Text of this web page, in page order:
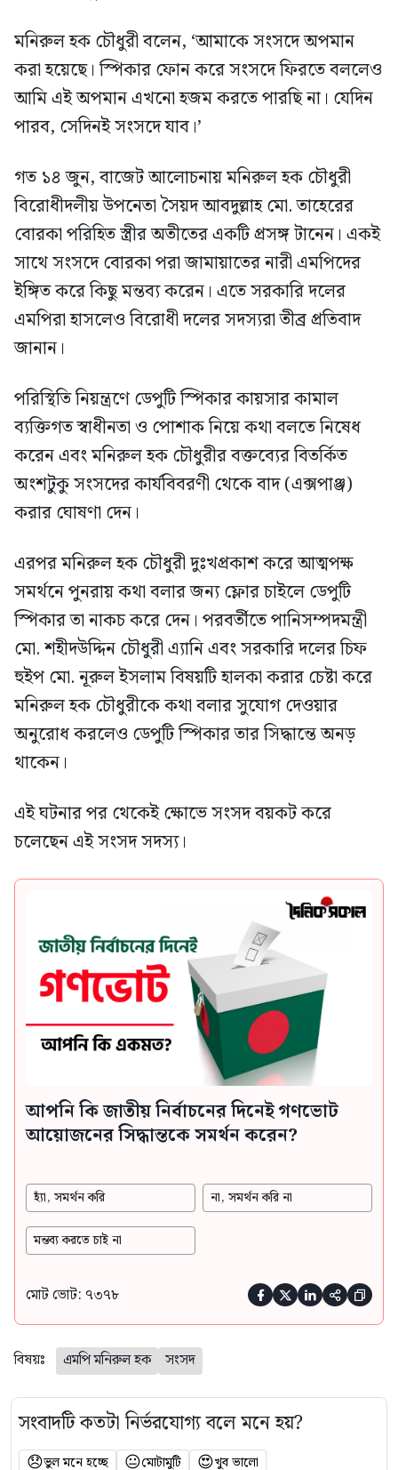
মনিরুল হক চৌধুরী বলেন, ‘আমাকে সংসদে অপমান
করা হয়েছে। স্পিকার ফোন করে সংসদে ফিরতে বললেও
আমি এই অপমান এখনো হজম করতে পারছি না। যেদিন
পারব, সেদিনই সংসদে যাব।’
গত ১৪ জুন, বাজেট আলোচনায় মনিরুল হক চৌধুরী
বিরোধীদলীয় উপনেতা সৈয়দ আবদুল্লাহ মো. তাহেরের
বোরকা পরিহিত স্ত্রীর অতীতের একটি প্রসঙ্গ টানেন। একই
সাথে সংসদে বোরকা পরা জামায়াতের নারী এমপিদের
ইঙ্গিত করে কিছু মন্তব্য করেন। এতে সরকারি দলের
এমপিরা হাসলেও বিরোধী দলের সদস্যরা তীব্র প্রতিবাদ
জানান।
পরিস্থিতি নিয়ন্ত্রণে ডেপুটি স্পিকার কায়সার কামাল
ব্যক্তিগত স্বাধীনতা ও পোশাক নিয়ে কথা বলতে নিষেধ
করেন এবং মনিরুল হক চৌধুরীর বক্তব্যের বিতর্কিত
অংশটুকু সংসদের কার্যবিবরণী থেকে বাদ (এক্সপাঞ্জ)
করার ঘোষণা দেন।
এরপর মনিরুল হক চৌধুরী দুঃখপ্রকাশ করে আত্মপক্ষ
সমর্থনে পুনরায় কথা বলার জন্য ফ্লোর চাইলে ডেপুটি
স্পিকার তা নাকচ করে দেন। পরবর্তীতে পানিসম্পদমন্ত্রী
মো. শহীদউদ্দিন চৌধুরী এ্যানি এবং সরকারি দলের চিফ
হুইপ মো. নূরুল ইসলাম বিষয়টি হালকা করার চেষ্টা করে
মনিরুল হক চৌধুরীকে কথা বলার সুযোগ দেওয়ার
অনুরোধ করলেও ডেপুটি স্পিকার তার সিদ্ধান্তে অনড়
থাকেন।
এই ঘটনার পর থেকেই ক্ষোভে সংসদ বয়কট করে
চলেছেন এই সংসদ সদস্য।
আপনি কি জাতীয় নির্বাচনের দিনেই গণভোট
আয়োজনের সিদ্ধান্তকে সমর্থন করেন?
হ্যাঁ, সমর্থন করি না, সমর্থন করি না
মন্তব্য করতে চাই না
মোট ভোট: ৭৩৭৮     
বিষয়ঃ এমপি মনিরুল হক সংসদ
সংবাদটি কতটা নির্ভরযোগ্য বলে মনে হয়?
😞ভুল মনে হচ্ছে 😐মোটামুটি 😍খুব ভালো